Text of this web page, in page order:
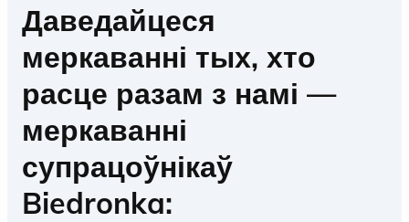
Даведайцеся
меркаванні тых, хто
расце разам з намі —
меркаванні
супрацоўнікаў
Biedronka: